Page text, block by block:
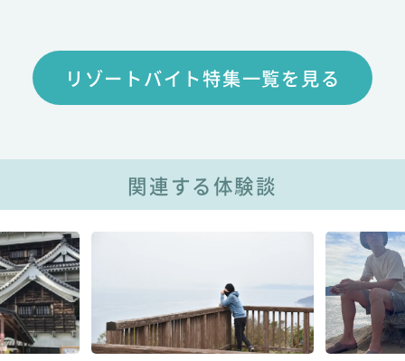
リゾートバイト特集一覧を見る
関連する体験談